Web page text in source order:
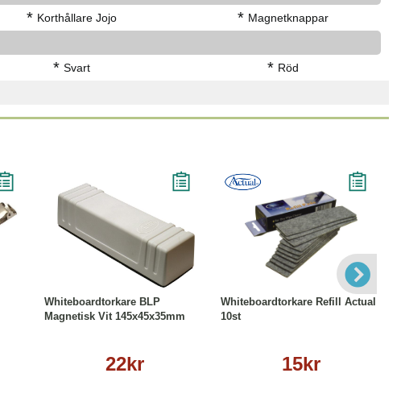
* Korthållare Jojo * Magnetknappar
* Svart * Röd
Whiteboardtorkare BLP
Magnetisk Vit 145x45x35mm
22kr
Läs mer
Whiteboardtorkare Refill Actual
10st
15kr
Köp Läs mer